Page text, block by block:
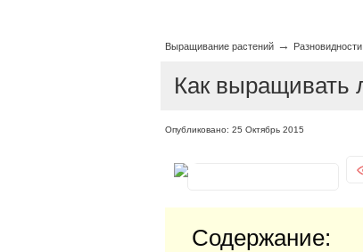
Выращивание растений→
Как выращивать
Опубликовано: 25 Октябрь 2015
Содержание: